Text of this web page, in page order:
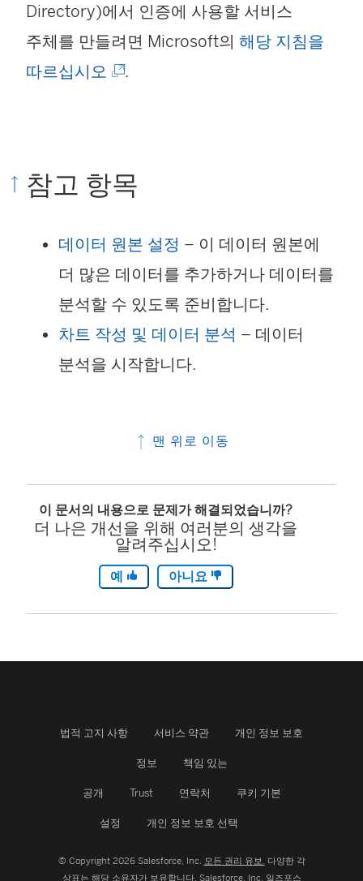
Directory)에서 인증에 사용할 서비스
주체를 만들려면 Microsoft의 해당 지침을
따르십시오 (
새
에
서
열
림
)
.
참고 항목
데이터 원본 설정 – 이 데이터 원본에
더 많은 데이터를 추가하거나 데이터를
분석할 수 있도록 준비합니다.
차트 작성 및 데이터 분석 – 데이터
분석을 시작합니다.
맨 위로 이동
이 문서의 내용으로 문제가 해결되었습니까?
더 나은 개선을 위해 여러분의 생각을
알려주십시오!
예 아니요
법적 고지 사항 서비스 약관 개인 정보 보호
정보 책임 있는
공개 Trust 연락처 쿠키 기본
설정 개인 정보 보호 선택
© Copyright 2026 Salesforce, Inc. 모든 권리 유보. 다양한 각
상표는 해당 소유자가 보유합니다. Salesforce, Inc. 일즈포스